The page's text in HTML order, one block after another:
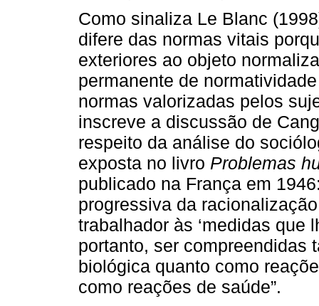
Como sinaliza Le Blanc
difere das normas vitais
exteriores ao objeto
permanente de
normas valorizadas pelos
inscreve a discussão de
respeito da análise do
exposta no livro Problemas
publicado na França em
progressiva da
trabalhador às ‘medidas que
portanto, ser compreendidas
biológica quanto como
como reações de saúde”.